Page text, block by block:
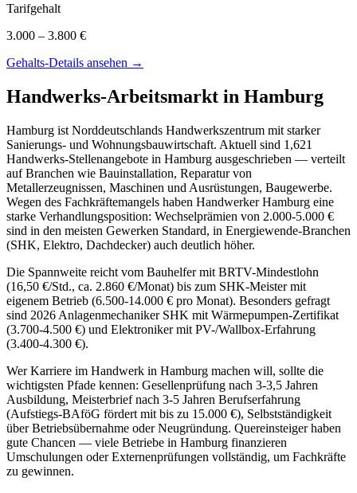
Tarifgehalt
3.000 – 3.800 €
Gehalts-Details ansehen →
Handwerks-Arbeitsmarkt in Hamburg
Hamburg ist Norddeutschlands Handwerkszentrum mit starker
Sanierungs- und Wohnungsbauwirtschaft. Aktuell sind 1,621
Handwerks-Stellenangebote in Hamburg ausgeschrieben — verteilt
auf Branchen wie Bauinstallation, Reparatur von
Metallerzeugnissen, Maschinen und Ausrüstungen, Baugewerbe.
Wegen des Fachkräftemangels haben Handwerker Hamburg eine
starke Verhandlungsposition: Wechselprämien von 2.000-5.000 €
sind in den meisten Gewerken Standard, in Energiewende-Branchen
(SHK, Elektro, Dachdecker) auch deutlich höher.
Die Spannweite reicht vom Bauhelfer mit BRTV-Mindestlohn
(16,50 €/Std., ca. 2.860 €/Monat) bis zum SHK-Meister mit
eigenem Betrieb (6.500-14.000 € pro Monat). Besonders gefragt
sind 2026 Anlagenmechaniker SHK mit Wärmepumpen-Zertifikat
(3.700-4.500 €) und Elektroniker mit PV-/Wallbox-Erfahrung
(3.400-4.300 €).
Wer Karriere im Handwerk in Hamburg machen will, sollte die
wichtigsten Pfade kennen: Gesellenprüfung nach 3-3,5 Jahren
Ausbildung, Meisterbrief nach 3-5 Jahren Berufserfahrung
(Aufstiegs-BAföG fördert mit bis zu 15.000 €), Selbstständigkeit
über Betriebsübernahme oder Neugründung. Quereinsteiger haben
gute Chancen — viele Betriebe in Hamburg finanzieren
Umschulungen oder Externenprüfungen vollständig, um Fachkräfte
zu gewinnen.